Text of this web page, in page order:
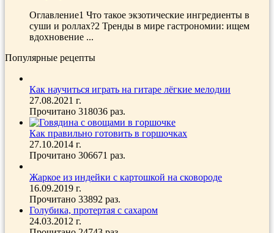
Оглавление1 Что такое экзотические ингредиенты в
суши и роллах?2 Тренды в мире гастрономии: ищем
вдохновение ...
Популярные рецепты
Как научиться играть на гитаре лёгкие мелодии
27.08.2021 г.
Прочитано 318036 раз.
Как правильно готовить в горшочках
27.10.2014 г.
Прочитано 306671 раз.
Жаркое из индейки с картошкой на сковороде
16.09.2019 г.
Прочитано 33892 раз.
Голубика, протертая с сахаром
24.03.2012 г.